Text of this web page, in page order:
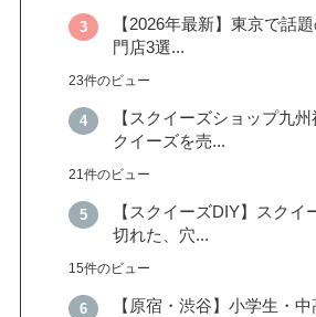
【2026年最新】東京で話
門店3選...
23件のビュー
【スクイーズショップ九
クイーズを売...
21件のビュー
【スクイーズDIY】スクイ
切れた、穴...
15件のビュー
【原宿・渋谷】小学生・